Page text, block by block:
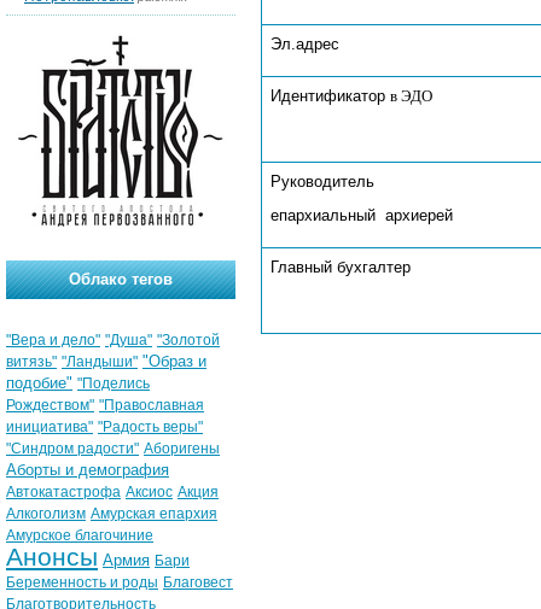
Эл.адрес
Идентификатор в ЭДО
Руководитель
епархиальный архиерей
Главный бухгалтер
Облако тегов
"Вера и дело" "Душа" "Золотой
витязь" "Ландыши" "Образ и
подобие" "Поделись
Рождеством" "Православная
инициатива" "Радость веры"
"Синдром радости" Аборигены
Аборты и демография
Автокатастрофа Аксиос Акция
Алкоголизм Амурская епархия
Амурское благочиние
Анонсы Армия Бари
Беременность и роды Благовест
Благотворительность